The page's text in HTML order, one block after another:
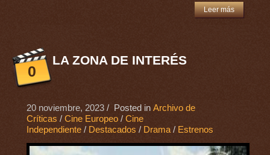
Leer más
0
LA ZONA DE INTERÉS
20 noviembre, 2023/ Posted in Archivo de
Críticas / Cine Europeo/ Cine
Independiente/ Destacados / Drama/ Estrenos